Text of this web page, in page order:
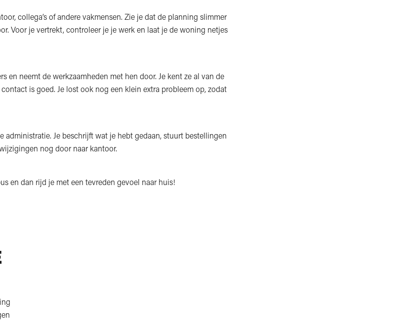
collega’s of andere vakmensen. Zie je dat de planning slimmer
Voor je vertrekt, controleer je je werk en laat je de woning netjes
en neemt de werkzaamheden met hen door. Je kent ze al van de
is goed. Je lost ook nog een klein extra probleem op, zodat
administratie. Je beschrijft wat je hebt gedaan, stuurt bestellingen
nog door naar kantoor.
en dan rijd je met een tevreden gevoel naar huis!